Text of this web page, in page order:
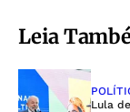
Leia
Lula